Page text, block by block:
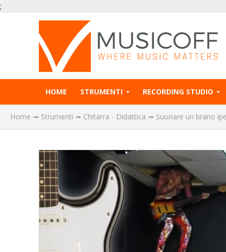
;
HOME STRUMENTI RECORDING STUDIO
Home ➟ Strumenti ➟ Chitarra - Didattica ➟ Suonare un brano